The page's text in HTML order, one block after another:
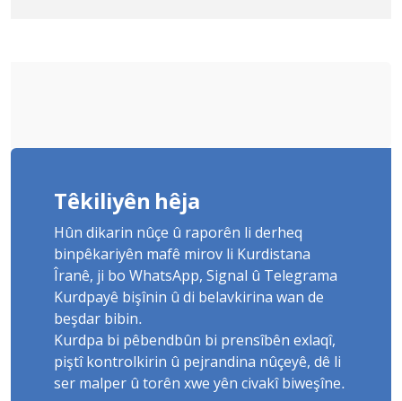
Têkiliyên hêja
Hûn dikarin nûçe û raporên li derheq
binpêkariyên mafê mirov li Kurdistana
Îranê, ji bo WhatsApp, Signal û Telegrama
Kurdpayê bişînin û di belavkirina wan de
beşdar bibin.
Kurdpa bi pêbendbûn bi prensîbên exlaqî,
piştî kontrolkirin û pejrandina nûçeyê, dê li
ser malper û torên xwe yên civakî biweşîne.